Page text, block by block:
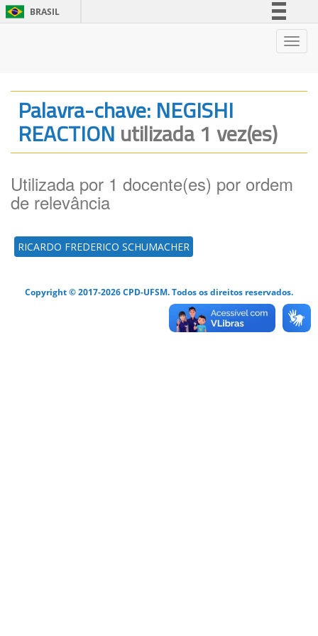
BRASIL
Legislação
Canais
Palavra-chave: NEGISHI
REACTION utilizada 1 vez(es)
Utilizada por 1 docente(es) por ordem
de relevância
RICARDO FREDERICO SCHUMACHER
Copyright © 2017-2026 CPD-UFSM. Todos os direitos reservados.